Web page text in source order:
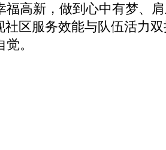
高新，做到心中有梦、
区服务效能与队伍活力双
。